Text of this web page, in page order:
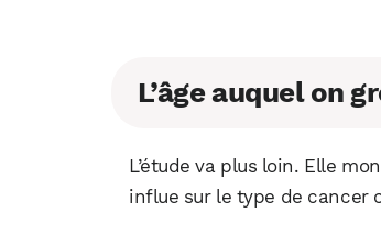
L’âge auquel on
L’étude va plus loin. Elle
influe sur le type de cancer